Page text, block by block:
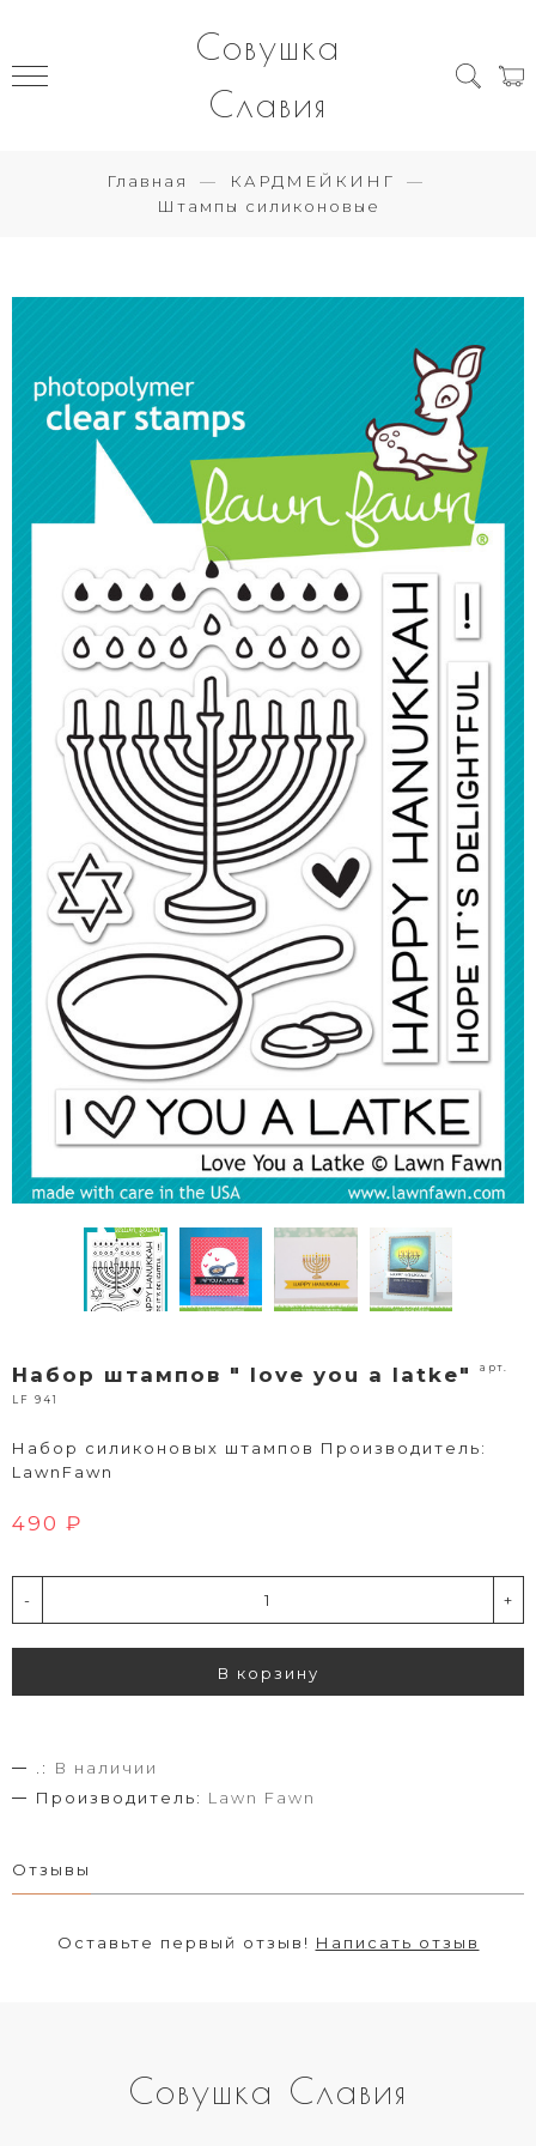
Совушка
Славия
Главная
КАРДМЕЙКИНГ
Штампы силиконовые
Набор штампов " love you a latke" арт.
LF 941
Набор силиконовых штампов Производитель:
LawnFawn
490 ₽
- +
В корзину
.:
В наличии
Производитель: Lawn Fawn
Отзывы
Оставьте первый отзыв! Написать отзыв
Совушка Славия